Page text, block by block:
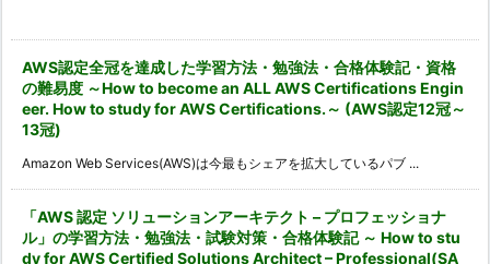
AWS認定全冠を達成した学習方法・勉強法・合格体験記・資格
の難易度 ～How to become an ALL AWS Certifications Engin
eer. How to study for AWS Certifications.～ (AWS認定12冠～
13冠)
Amazon Web Services(AWS)は今最もシェアを拡大しているパブ ...
「AWS 認定 ソリューションアーキテクト – プロフェッショナ
ル」の学習方法・勉強法・試験対策・合格体験記 ～ How to stu
dy for AWS Certified Solutions Architect – Professional(SA